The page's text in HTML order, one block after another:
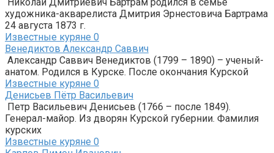
художника-акварелиста Дмитрия Эрнестовича Бартрама
24 августа 1873 г.
Известные куряне 0
Венедиктов Александр Саввич
Александр Саввич Венедиктов (1799 – 1890) – ученый-
анатом. Родился в Курске. После окончания Курской
Известные куряне 0
Денисьев Пётр Васильевич
Петр Васильевич Денисьев (1766 – после 1849).
Генерал-майор. Из дворян Курской губернии. Фамилия
курских
Известные куряне 0